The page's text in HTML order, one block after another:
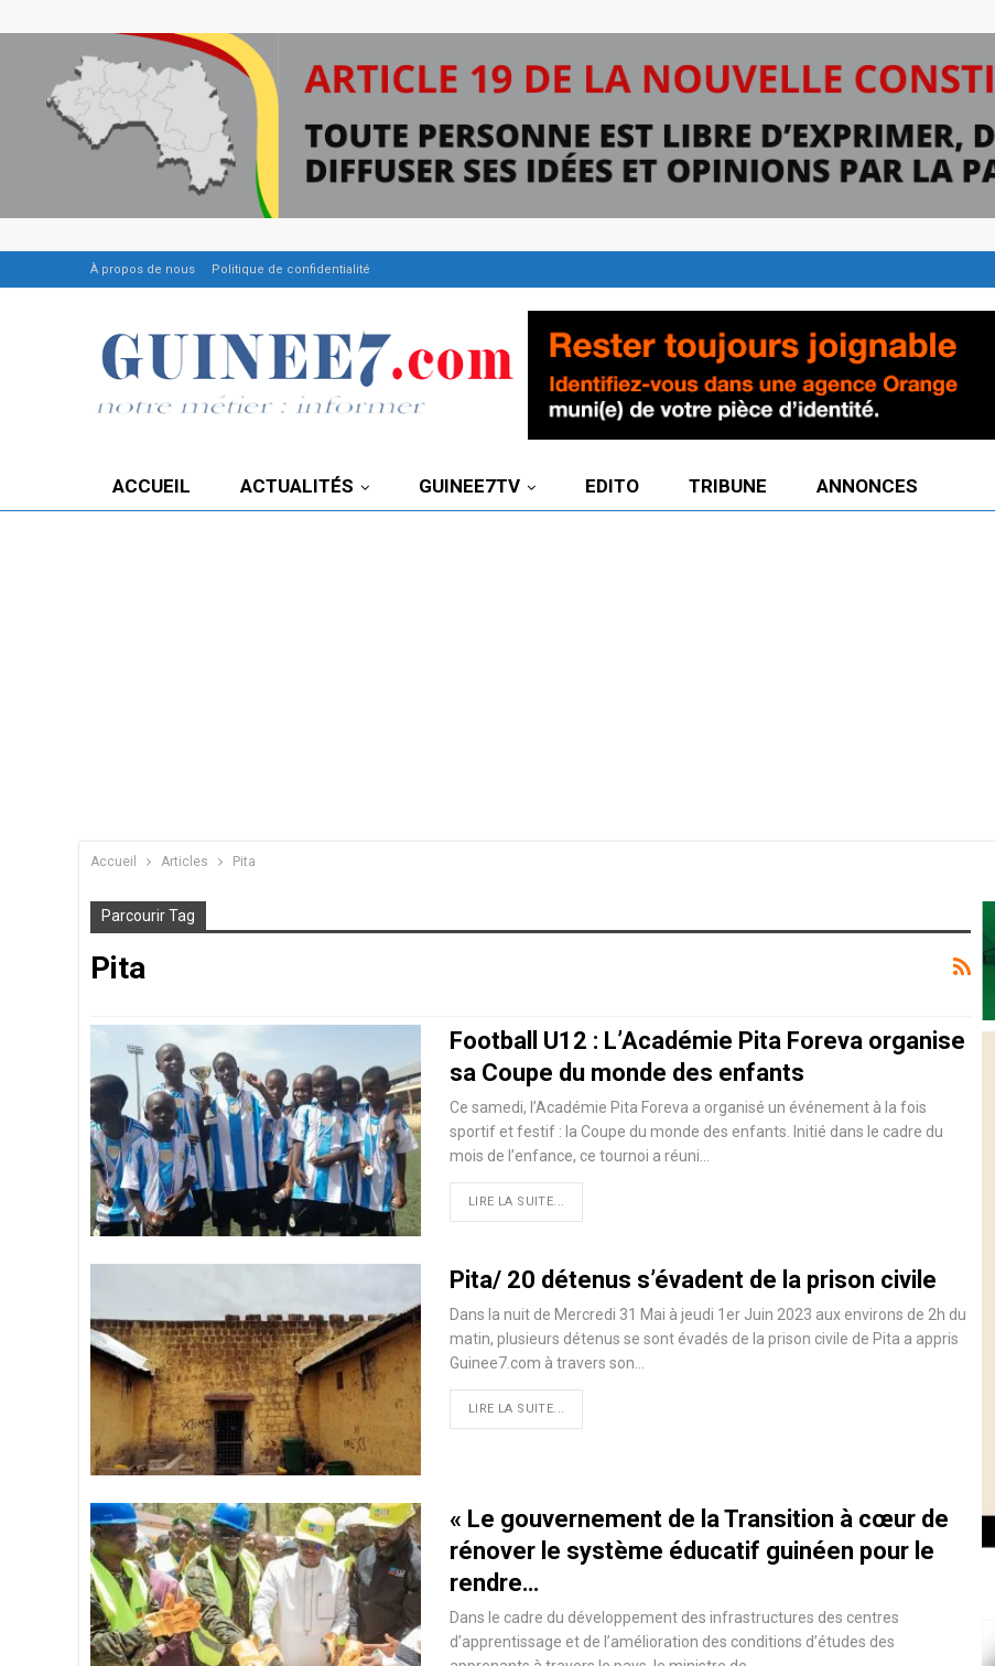
À propos de nous Politique de confidentialité
ACCUEIL ACTUALITÉS GUINEE7TV EDITO TRIBUNE ANNONCES
Accueil Articles Pita
Parcourir Tag
Pita
Football U12 : L’Académie Pita Foreva organise
sa Coupe du monde des enfants
Ce samedi, l’Académie Pita Foreva a organisé un événement à la fois
sportif et festif : la Coupe du monde des enfants. Initié dans le cadre du
mois de l’enfance, ce tournoi a réuni…
LIRE LA SUITE...
Pita/ 20 détenus s’évadent de la prison civile
Dans la nuit de Mercredi 31 Mai à jeudi 1er Juin 2023 aux environs de 2h du
matin, plusieurs détenus se sont évadés de la prison civile de Pita a appris
Guinee7.com à travers son…
LIRE LA SUITE...
« Le gouvernement de la Transition à cœur de
rénover le système éducatif guinéen pour le
rendre…
Dans le cadre du développement des infrastructures des centres
d’apprentissage et de l’amélioration des conditions d’études des